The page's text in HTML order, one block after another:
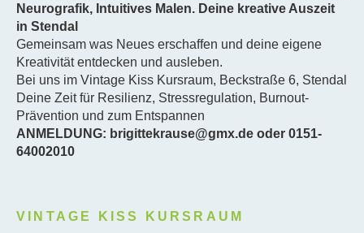
Neurografik, Intuitives Malen. Deine kreative Auszeit
in Stendal
Gemeinsam was Neues erschaffen und deine eigene
Kreativität entdecken und ausleben.
Bei uns im Vintage Kiss Kursraum, Beckstraße 6, Stendal
Deine Zeit für Resilienz, Stressregulation, Burnout-
Prävention und zum Entspannen
ANMELDUNG: brigittekrause@gmx.de oder 0151-
64002010
VINTAGE KISS KURSRAUM